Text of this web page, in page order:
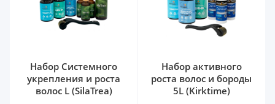
Набор Системного
укрепления и роста
волос L (SilaTrea)
Набор активного
роста волос и бороды
5L (Kirktime)